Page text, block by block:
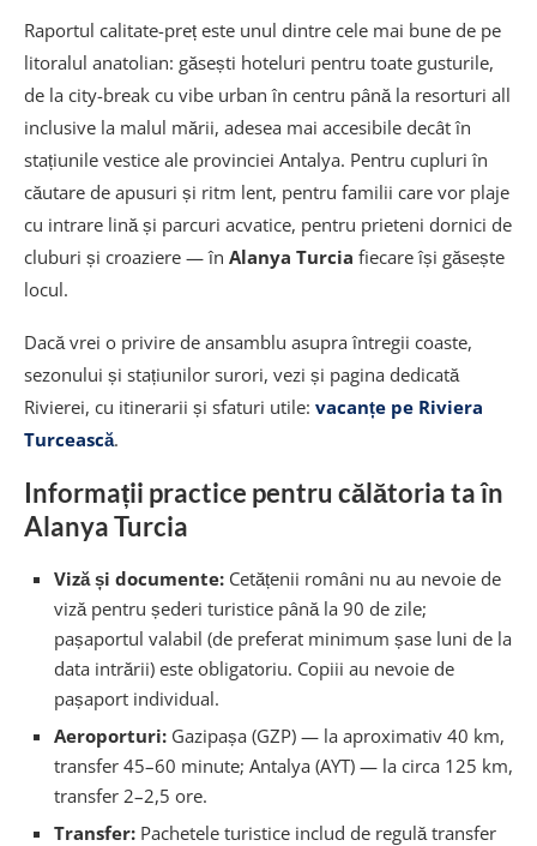
Viața de noapte și divertisment în Alanya
Shopping în Alanya: de la bazaruri la mall-uri
moderne
Gastronomia turcească în Alanya
Sfaturi practice pentru vacanța ta în Alanya
Turcia
Transport local
Siguranță și comunicare
Alanya pentru familii cu copii
Activități recomandate pentru copii
Turcia
Raportul calitate-preț este unul dintre cele mai bune de pe
litoralul anatolian: găsești hoteluri pentru toate gusturile,
de la city-break cu vibe urban în centru până la resorturi all
inclusive la malul mării, adesea mai accesibile decât în
stațiunile vestice ale provinciei Antalya. Pentru cupluri în
căutare de apusuri și ritm lent, pentru familii care vor plaje
cu intrare lină și parcuri acvatice, pentru prieteni dornici de
cluburi și croaziere — în Alanya Turcia fiecare își găsește
locul.
Dacă vrei o privire de ansamblu asupra întregii coaste,
sezonului și stațiunilor surori, vezi și pagina dedicată
Rivierei, cu itinerarii și sfaturi utile: vacanțe pe Riviera
Turcească.
Informații practice pentru călătoria ta în
Alanya Turcia
Viză și documente: Cetățenii români nu au nevoie de
viză pentru șederi turistice până la 90 de zile;
pașaportul valabil (de preferat minimum șase luni de la
data intrării) este obligatoriu. Copiii au nevoie de
pașaport individual.
Aeroporturi: Gazipașa (GZP) — la aproximativ 40 km,
transfer 45–60 minute; Antalya (AYT) — la circa 125 km,
transfer 2–2,5 ore.
Transfer: Pachetele turistice includ de regulă transfer